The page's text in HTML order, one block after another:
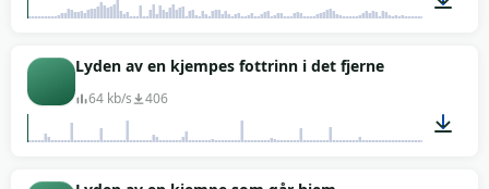
Lyden av en kjempes fottrinn i det fjerne
64 kb/s 406